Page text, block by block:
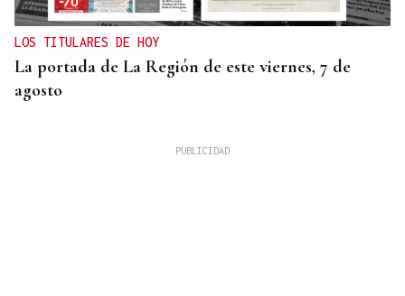
LOS TITULARES DE HOY
La portada de La Región de este viernes, 7 de
agosto